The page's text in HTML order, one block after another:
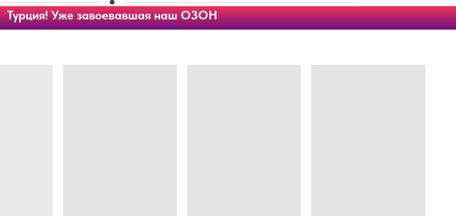
Турция! Уже завоевавшая наш ОЗОН